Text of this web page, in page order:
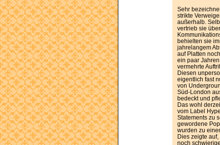
Sehr
strikte
außerhalb.
vertrieb sie
behielten sie
jahrelangem
auf Platten
ein paar
vermehrte
Diesen
eigentlich fast
von
Süd-London
bedeckt und
Das wohl
vom Label
Statements zu
gewordene
wurden zu
Dies zeigte
noch